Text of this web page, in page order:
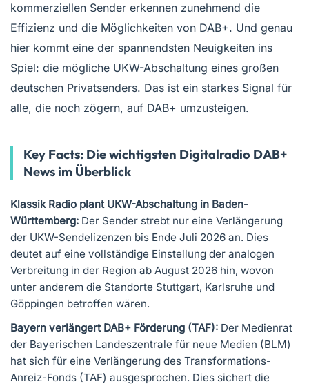
kommerziellen Sender erkennen zunehmend die
Effizienz und die Möglichkeiten von DAB+. Und genau
hier kommt eine der spannendsten Neuigkeiten ins
Spiel: die mögliche UKW-Abschaltung eines großen
deutschen Privatsenders. Das ist ein starkes Signal für
alle, die noch zögern, auf DAB+ umzusteigen.
Key Facts: Die wichtigsten Digitalradio DAB+
News im Überblick
Klassik Radio plant UKW-Abschaltung in Baden-
Württemberg: Der Sender strebt nur eine Verlängerung
der UKW-Sendelizenzen bis Ende Juli 2026 an. Dies
deutet auf eine vollständige Einstellung der analogen
Verbreitung in der Region ab August 2026 hin, wovon
unter anderem die Standorte Stuttgart, Karlsruhe und
Göppingen betroffen wären.
Bayern verlängert DAB+ Förderung (TAF): Der Medienrat
der Bayerischen Landeszentrale für neue Medien (BLM)
hat sich für eine Verlängerung des Transformations-
Anreiz-Fonds (TAF) ausgesprochen. Dies sichert die